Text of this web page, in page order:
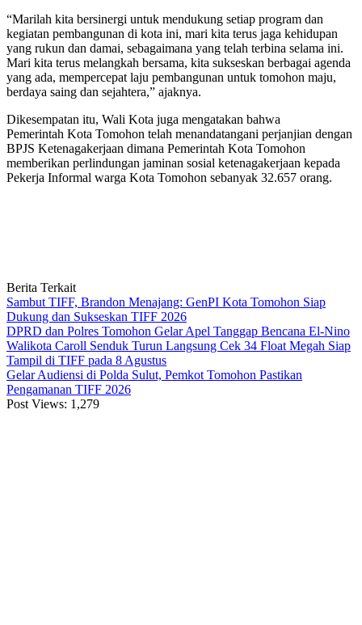
“Marilah kita bersinergi untuk mendukung setiap program dan
kegiatan pembangunan di kota ini, mari kita terus jaga kehidupan
yang rukun dan damai, sebagaimana yang telah terbina selama ini.
Mari kita terus melangkah bersama, kita sukseskan berbagai agenda
yang ada, mempercepat laju pembangunan untuk tomohon maju,
berdaya saing dan sejahtera,” ajaknya.
Dikesempatan itu, Wali Kota juga mengatakan bahwa
Pemerintah Kota Tomohon telah menandatangani perjanjian dengan
BPJS Ketenagakerjaan dimana Pemerintah Kota Tomohon
memberikan perlindungan jaminan sosial ketenagakerjaan kepada
Pekerja Informal warga Kota Tomohon sebanyak 32.657 orang.
Berita Terkait
Sambut TIFF, Brandon Menajang: ​GenPI Kota Tomohon Siap
Dukung dan Sukseskan TIFF 2026
DPRD dan Polres Tomohon Gelar Apel Tanggap Bencana El-Nino
Walikota Caroll Senduk Turun Langsung Cek 34 Float Megah Siap
Tampil di TIFF pada 8 Agustus
Gelar Audiensi di Polda Sulut, Pemkot Tomohon Pastikan
Pengamanan TIFF 2026
Post Views: 1,279